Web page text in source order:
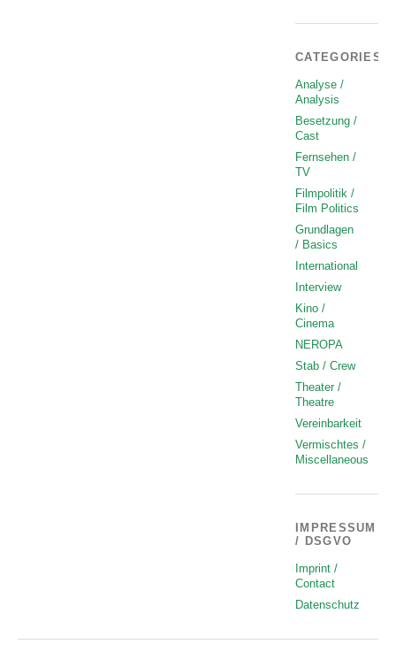
CATEGORIES
Analyse /
Analysis
Besetzung /
Cast
Fernsehen /
TV
Filmpolitik /
Film Politics
Grundlagen
/ Basics
International
Interview
Kino /
Cinema
NEROPA
Stab / Crew
Theater /
Theatre
Vereinbarkeit
Vermischtes /
Miscellaneous
IMPRESSUM
/ DSGVO
Imprint /
Contact
Datenschutz